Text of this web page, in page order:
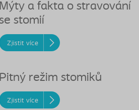
Mýty a fakta o stravování
stomií
Zjistit více
Pitný režim stomiků
Zjistit více